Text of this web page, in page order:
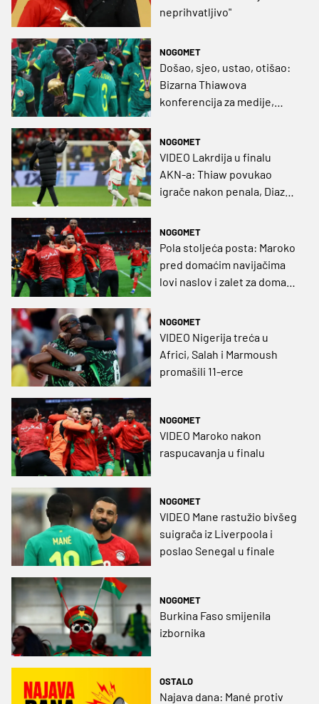
neprihvatljivo"
NOGOMET
Došao, sjeo, ustao, otišao:
Bizarna Thiawova
konferencija za medije,
domaćini baš i ne
NOGOMET
VIDEO Lakrdija u finalu
AKN-a: Thiaw povukao
igrače nakon penala, Diaz
produžecima!
NOGOMET
Pola stoljeća posta: Maroko
pred domaćim navijačima
lovi naslov i zalet za domaće
NOGOMET
VIDEO Nigerija treća u
Africi, Salah i Marmoush
promašili 11-erce
NOGOMET
VIDEO Maroko nakon
raspucavanja u finalu
NOGOMET
VIDEO Mane rastužio bivšeg
suigrača iz Liverpoola i
poslao Senegal u finale
NOGOMET
Burkina Faso smijenila
izbornika
OSTALO
Najava dana: Mané protiv